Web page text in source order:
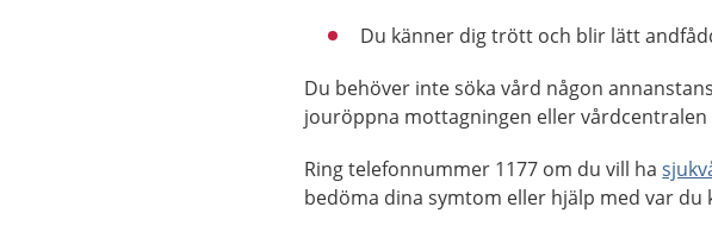
Du känner dig trött och blir lätt
Du behöver inte söka vård någon
jouröppna mottagningen eller
Ring telefonnummer 1177 om du vill ha
bedöma dina symtom eller hjälp med var du